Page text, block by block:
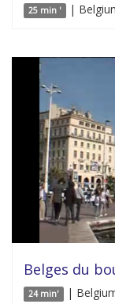
25 min ' |
Belges du
24 min' |